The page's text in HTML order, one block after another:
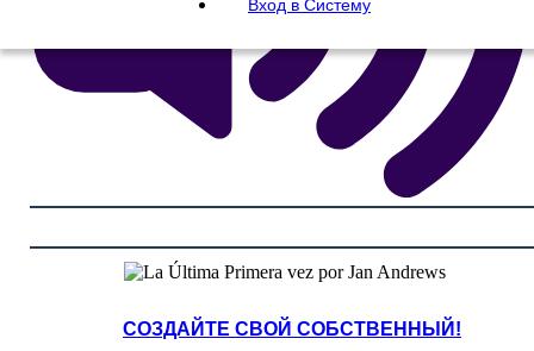
Вход в Систему
СОЗДАЙТЕ СВОЙ СОБСТВЕННЫЙ!